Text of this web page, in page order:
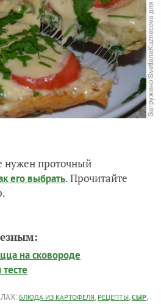
нужен проточный
его выбрать. Прочитайте
на сковороде
БЛЮДА ИЗ КАРТОФЕЛЯ, РЕЦЕПТЫ, СЫР,